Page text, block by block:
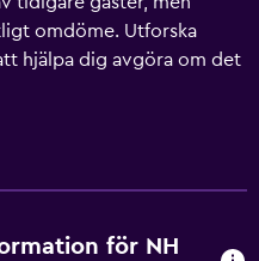
omdöme. Utforska
hjälpa dig avgöra om det
för NH